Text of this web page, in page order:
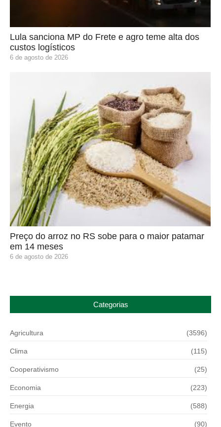
Lula sanciona MP do Frete e agro teme alta dos
custos logísticos
6 de agosto de 2026
Preço do arroz no RS sobe para o maior patamar
em 14 meses
6 de agosto de 2026
Categorias
Agricultura (3596)
Clima (115)
Cooperativismo (25)
Economia (223)
Energia (588)
Evento (90)